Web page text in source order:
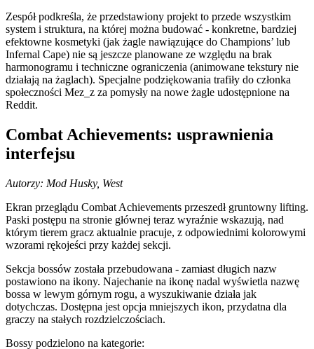
Zespół podkreśla, że przedstawiony projekt to przede wszystkim
system i struktura, na której można budować - konkretne, bardziej
efektowne kosmetyki (jak żagle nawiązujące do Champions’ lub
Infernal Cape) nie są jeszcze planowane ze względu na brak
harmonogramu i techniczne ograniczenia (animowane tekstury nie
działają na żaglach). Specjalne podziękowania trafiły do członka
społeczności Mez_z za pomysły na nowe żagle udostępnione na
Reddit.
Combat Achievements: usprawnienia
interfejsu
Autorzy: Mod Husky, West
Ekran przeglądu Combat Achievements przeszedł gruntowny lifting.
Paski postępu na stronie głównej teraz wyraźnie wskazują, nad
którym tierem gracz aktualnie pracuje, z odpowiednimi kolorowymi
wzorami rękojeści przy każdej sekcji.
Sekcja bossów została przebudowana - zamiast długich nazw
postawiono na ikony. Najechanie na ikonę nadal wyświetla nazwę
bossa w lewym górnym rogu, a wyszukiwanie działa jak
dotychczas. Dostępna jest opcja mniejszych ikon, przydatna dla
graczy na stałych rozdzielczościach.
Bossy podzielono na kategorie: